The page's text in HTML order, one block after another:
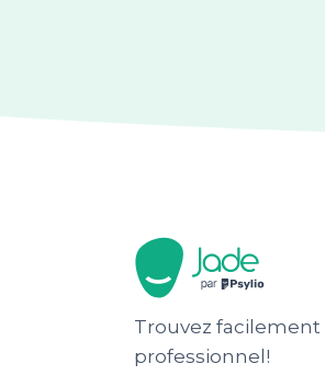
Trouvez facilement
professionnel!